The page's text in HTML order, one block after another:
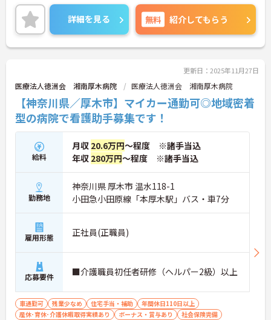
送迎バスも出ており、通勤も便利です。福利厚生も
手厚く、働きやすい環境が整っております。
詳細を見る 無料 紹介してもらう
更新日：2025年11月27日
医療法人徳洲会 湘南厚木病院 医療法人徳洲会 湘南厚木病院
【神奈川県／厚木市】マイカー通勤可◎地域密着
型の病院で看護助手募集です！
給料
月収 20.6万円～程度 ※諸手当込
年収 280万円～程度 ※諸手当込
勤務地
神奈川県 厚木市 温水118-1
小田急小田原線「本厚木駅」バス・車7分
雇用形態 正社員(正職員)
応募要件 ■介護職員初任者研修（ヘルパー2級）以上
車通勤可 残業少なめ 住宅手当・補助
年間休日110日以上
産休･育休･介護休暇取得実績あり
ボーナス・賞与あり
社会保険完備